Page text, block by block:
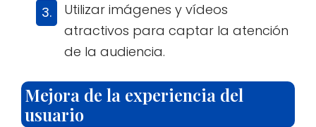
Utilizar imágenes y vídeos
atractivos para captar la atención
de la audiencia.
Mejora de la experiencia del
usuario